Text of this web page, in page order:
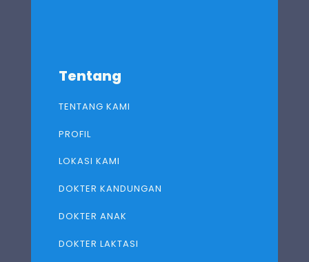
Tentang
TENTANG KAMI
PROFIL
LOKASI KAMI
DOKTER KANDUNGAN
DOKTER ANAK
DOKTER LAKTASI